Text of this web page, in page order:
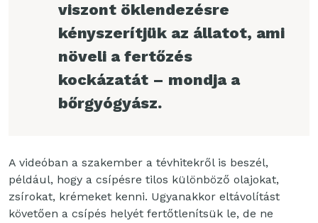
viszont öklendezésre
kényszerítjük az állatot, ami
növeli a fertőzés
kockázatát – mondja a
bőrgyógyász.
A videóban a szakember a tévhitekről is beszél,
például, hogy a csípésre tilos különböző olajokat,
zsírokat, krémeket kenni. Ugyanakkor eltávolítást
követően a csípés helyét fertőtlenítsük le, de ne